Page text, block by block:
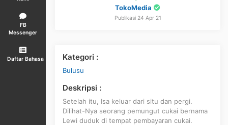
FB
Messenger
Daftar Bahasa
TokoMedia
Publikasi 24 Apr 21
Kategori :
Bulusu
Deskripsi :
Setelah itu, Isa keluar dari situ dan pergi.
Dilihat-Nya seorang pemungut cukai bernama
Lewi duduk di tempat pembayaran cukai.